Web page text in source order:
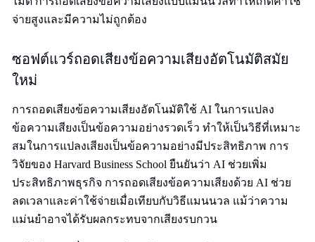
จ่ายสูงและมีความไม่ถูกต้อง
ซอฟต์แวร์ถอดเสียงข้อความเสียงอัตโนมัติสมัย
ใหม่
การถอดเสียงข้อความเสียงอัตโนมัติใช้ AI ในการแปลง
ข้อความเสียงเป็นข้อความอย่างรวดเร็ว ทำให้เป็นวิธีที่เหมาะ
สมในการแปลงเสียงเป็นข้อความอย่างมีประสิทธิภาพ การ
วิจัยของ Harvard Business School ยืนยันว่า AI ช่วยเพิ่ม
ประสิทธิภาพธุรกิจ การถอดเสียงข้อความเสียงด้วย AI ช่วย
ลดเวลาและค่าใช้จ่ายเมื่อเทียบกับวิธีแมนนวล แม้ว่าความ
แม่นยำอาจได้รับผลกระทบจากเสียงรบกวน